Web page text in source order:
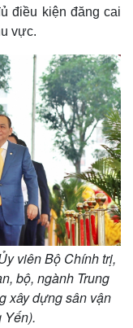
điều kiện đăng cai
vực.
viên Bộ Chính trị,
bộ, ngành Trung
xây dựng sân vận
Yến).